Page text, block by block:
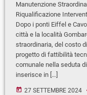
Manutenzione
Riqualificazione
Dopo i ponti Eiffel e
città e la località
straordinaria, del costo
progetto di fattibilità
comunale nella seduta
inserisce in […]
today 27 SETTEMBRE 2024